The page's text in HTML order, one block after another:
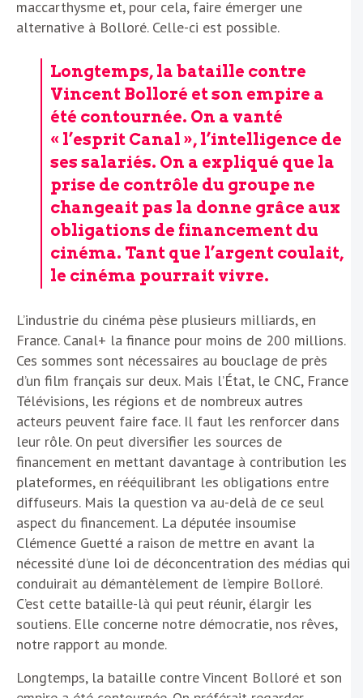
maccarthysme et, pour cela, faire émerger une
alternative à Bolloré. Celle-ci est possible.
Longtemps, la bataille contre
Vincent Bolloré et son empire a
été contournée. On a vanté
« l’esprit Canal », l’intelligence de
ses salariés. On a expliqué que la
prise de contrôle du groupe ne
changeait pas la donne grâce aux
obligations de financement du
cinéma. Tant que l’argent coulait,
le cinéma pourrait vivre.
L’industrie du cinéma pèse plusieurs milliards, en
France. Canal+ la finance pour moins de 200 millions.
Ces sommes sont nécessaires au bouclage de près
d’un film français sur deux. Mais l’État, le CNC, France
Télévisions, les régions et de nombreux autres
acteurs peuvent faire face. Il faut les renforcer dans
leur rôle. On peut diversifier les sources de
financement en mettant davantage à contribution les
plateformes, en rééquilibrant les obligations entre
diffuseurs. Mais la question va au-delà de ce seul
aspect du financement. La députée insoumise
Clémence Guetté a raison de mettre en avant la
nécessité d’une loi de déconcentration des médias qui
conduirait au démantèlement de l’empire Bolloré.
C’est cette bataille-là qui peut réunir, élargir les
soutiens. Elle concerne notre démocratie, nos rêves,
notre rapport au monde.
Longtemps, la bataille contre Vincent Bolloré et son